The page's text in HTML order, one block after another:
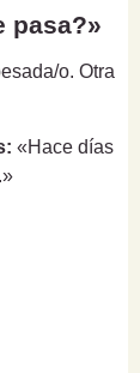
pasa?»
o. Otra
«Hace días